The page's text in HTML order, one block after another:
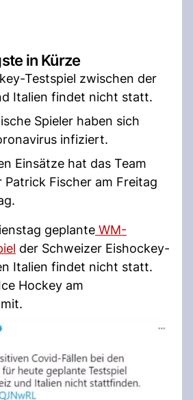
in Kürze
Testspiel zwischen der
Italien findet nicht statt.
Spieler haben sich
infiziert.
Einsätze hat das Team
Patrick Fischer am Freitag
geplante WM-
der Schweizer Eishockey-
Italien findet nicht statt.
Hockey am